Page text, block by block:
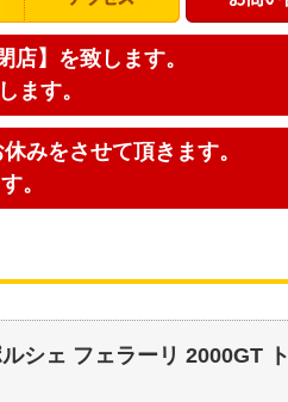
店】を致します。
ます。
みをさせて頂きます。
。
シェ フェラーリ 2000GT ト